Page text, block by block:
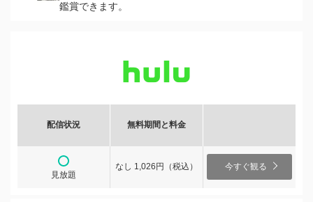
鑑賞できます。
配信状況 無料期間と料金
見放題
なし 1,026円（税込） 今すぐ観る